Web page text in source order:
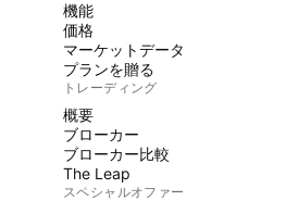
機能
価格
マーケットデータ
プランを贈る
トレーディング
概要
ブローカー
ブローカー比較
The Leap
スペシャルオファー